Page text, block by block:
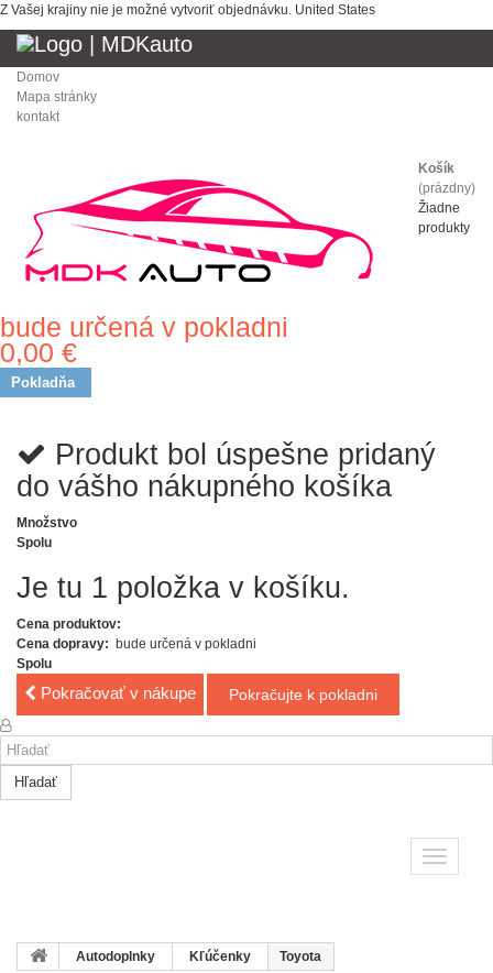
Z Vašej krajiny nie je možné vytvoriť objednávku. United States
Domov
Mapa stránky
kontakt
Košík
(prázdny)
Žiadne
produkty
bude určená v pokladni
0,00 €
Pokladňa
Produkt bol úspešne pridaný
do vášho nákupného košíka
Množstvo
Spolu
Je tu 1 položka v košíku.
Cena produktov:
Cena dopravy: bude určená v pokladni
Spolu
Pokračovať v nákupe Pokračujte k pokladni
Hľadať
Toggle
Autodoplnky Kľúčenky Toyota